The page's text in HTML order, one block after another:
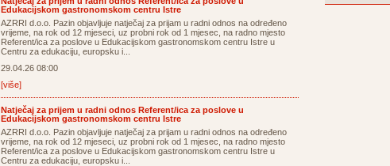
Edukacijskom gastronomskom centru Istre
AZRRI d.o.o. Pazin objavljuje natječaj za prijam u radni odnos na određeno
vrijeme, na rok od 12 mjeseci, uz probni rok od 1 mjesec, na radno mjesto
Referent/ica za poslove u Edukacijskom gastronomskom centru Istre u
Centru za edukaciju, europsku i...
29.04.26 08:00
[više]
Natječaj za prijem u radni odnos Referent/ica za poslove u
Edukacijskom gastronomskom centru Istre
AZRRI d.o.o. Pazin objavljuje natječaj za prijam u radni odnos na određeno
vrijeme, na rok od 12 mjeseci, uz probni rok od 1 mjesec, na radno mjesto
Referent/ica za poslove u Edukacijskom gastronomskom centru Istre u
Centru za edukaciju, europsku i...